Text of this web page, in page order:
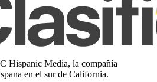
Hispanic Media, la compañía
en el sur de California.